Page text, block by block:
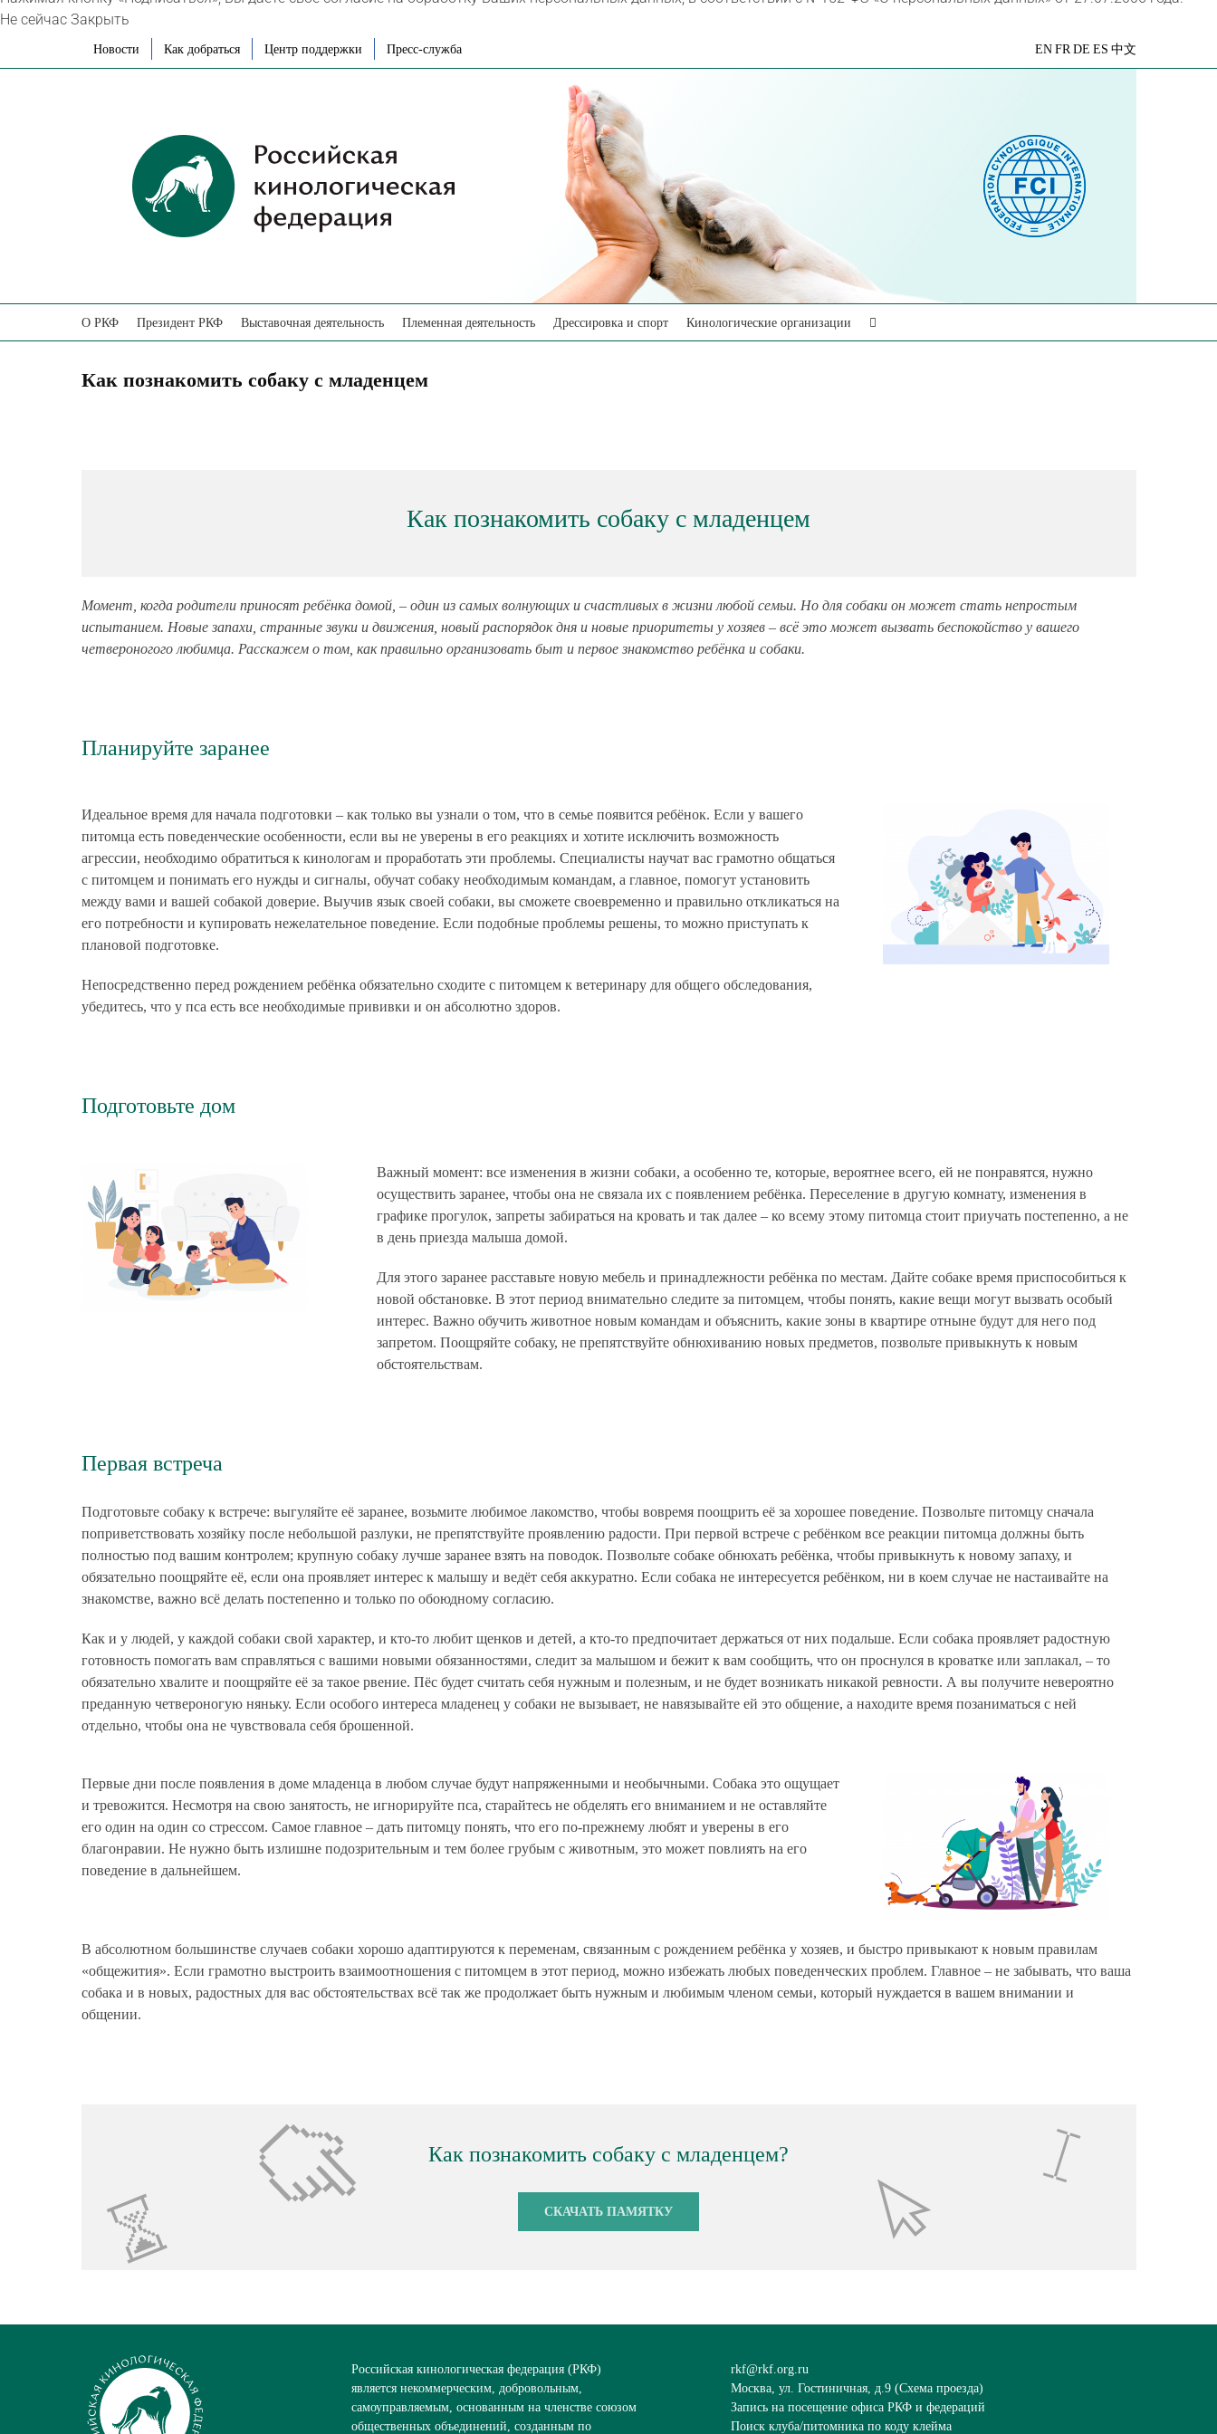
Не сейчас Закрыть
Новости Как добраться Центр поддержки Пресс-служба
Яндекс
EN FR DE ES 中文
О РКФ Президент РКФ Выставочная деятельность Племенная деятельность Дрессировка и спорт Кинологические организации
Как познакомить собаку с младенцем
Как познакомить собаку с младенцем
Момент, когда родители приносят ребёнка домой, – один из самых волнующих и счастливых в жизни любой семьи. Но для собаки он может стать непростым
испытанием. Новые запахи, странные звуки и движения, новый распорядок дня и новые приоритеты у хозяев – всё это может вызвать беспокойство у вашего
четвероногого любимца. Расскажем о том, как правильно организовать быт и первое знакомство ребёнка и собаки.
Планируйте заранее
Идеальное время для начала подготовки – как только вы узнали о том, что в семье появится ребёнок. Если у вашего
питомца есть поведенческие особенности, если вы не уверены в его реакциях и хотите исключить возможность
агрессии, необходимо обратиться к кинологам и проработать эти проблемы. Специалисты научат вас грамотно общаться
с питомцем и понимать его нужды и сигналы, обучат собаку необходимым командам, а главное, помогут установить
между вами и вашей собакой доверие. Выучив язык своей собаки, вы сможете своевременно и правильно откликаться на
его потребности и купировать нежелательное поведение. Если подобные проблемы решены, то можно приступать к
плановой подготовке.
Непосредственно перед рождением ребёнка обязательно сходите с питомцем к ветеринару для общего обследования,
убедитесь, что у пса есть все необходимые прививки и он абсолютно здоров.
Подготовьте дом
Важный момент: все изменения в жизни собаки, а особенно те, которые, вероятнее всего, ей не понравятся, нужно
осуществить заранее, чтобы она не связала их с появлением ребёнка. Переселение в другую комнату, изменения в
графике прогулок, запреты забираться на кровать и так далее – ко всему этому питомца стоит приучать постепенно, а не
в день приезда малыша домой.
Для этого заранее расставьте новую мебель и принадлежности ребёнка по местам. Дайте собаке время приспособиться к
новой обстановке. В этот период внимательно следите за питомцем, чтобы понять, какие вещи могут вызвать особый
интерес. Важно обучить животное новым командам и объяснить, какие зоны в квартире отныне будут для него под
запретом. Поощряйте собаку, не препятствуйте обнюхиванию новых предметов, позвольте привыкнуть к новым
обстоятельствам.
Первая встреча
Подготовьте собаку к встрече: выгуляйте её заранее, возьмите любимое лакомство, чтобы вовремя поощрить её за хорошее поведение. Позвольте питомцу сначала
поприветствовать хозяйку после небольшой разлуки, не препятствуйте проявлению радости. При первой встрече с ребёнком все реакции питомца должны быть
полностью под вашим контролем; крупную собаку лучше заранее взять на поводок. Позвольте собаке обнюхать ребёнка, чтобы привыкнуть к новому запаху, и
обязательно поощряйте её, если она проявляет интерес к малышу и ведёт себя аккуратно. Если собака не интересуется ребёнком, ни в коем случае не настаивайте на
знакомстве, важно всё делать постепенно и только по обоюдному согласию.
Как и у людей, у каждой собаки свой характер, и кто-то любит щенков и детей, а кто-то предпочитает держаться от них подальше. Если собака проявляет радостную
готовность помогать вам справляться с вашими новыми обязанностями, следит за малышом и бежит к вам сообщить, что он проснулся в кроватке или заплакал, – то
обязательно хвалите и поощряйте её за такое рвение. Пёс будет считать себя нужным и полезным, и не будет возникать никакой ревности. А вы получите невероятно
преданную четвероногую няньку. Если особого интереса младенец у собаки не вызывает, не навязывайте ей это общение, а находите время позаниматься с ней
отдельно, чтобы она не чувствовала себя брошенной.
Первые дни после появления в доме младенца в любом случае будут напряженными и необычными. Собака это ощущает
и тревожится. Несмотря на свою занятость, не игнорируйте пса, старайтесь не обделять его вниманием и не оставляйте
его один на один со стрессом. Самое главное – дать питомцу понять, что его по-прежнему любят и уверены в его
благонравии. Не нужно быть излишне подозрительным и тем более грубым с животным, это может повлиять на его
поведение в дальнейшем.
В абсолютном большинстве случаев собаки хорошо адаптируются к переменам, связанным с рождением ребёнка у хозяев, и быстро привыкают к новым правилам
«общежития». Если грамотно выстроить взаимоотношения с питомцем в этот период, можно избежать любых поведенческих проблем. Главное – не забывать, что ваша
собака и в новых, радостных для вас обстоятельствах всё так же продолжает быть нужным и любимым членом семьи, который нуждается в вашем внимании и
общении.
Как познакомить собаку с младенцем?
СКАЧАТЬ ПАМЯТКУ
Российская кинологическая федерация (РКФ)
является некоммерческим, добровольным,
самоуправляемым, основанным на членстве союзом
общественных объединений, созданным по
rkf@rkf.org.ru
Москва, ул. Гостиничная, д.9 (Схема проезда)
Запись на посещение офиса РКФ и федераций
Поиск клуба/питомника по коду клейма